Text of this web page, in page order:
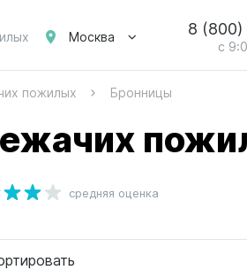
Москва 8
с
пожилых Бронницы
средняя оценка